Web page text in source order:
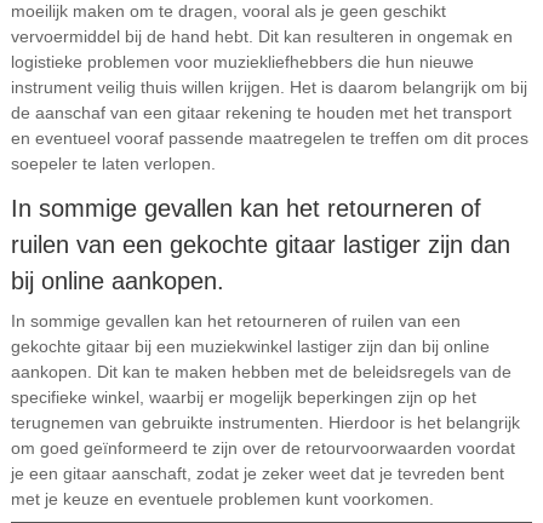
moeilijk maken om te dragen, vooral als je geen geschikt
vervoermiddel bij de hand hebt. Dit kan resulteren in ongemak en
logistieke problemen voor muziekliefhebbers die hun nieuwe
instrument veilig thuis willen krijgen. Het is daarom belangrijk om bij
de aanschaf van een gitaar rekening te houden met het transport
en eventueel vooraf passende maatregelen te treffen om dit proces
soepeler te laten verlopen.
In sommige gevallen kan het retourneren of
ruilen van een gekochte gitaar lastiger zijn dan
bij online aankopen.
In sommige gevallen kan het retourneren of ruilen van een
gekochte gitaar bij een muziekwinkel lastiger zijn dan bij online
aankopen. Dit kan te maken hebben met de beleidsregels van de
specifieke winkel, waarbij er mogelijk beperkingen zijn op het
terugnemen van gebruikte instrumenten. Hierdoor is het belangrijk
om goed geïnformeerd te zijn over de retourvoorwaarden voordat
je een gitaar aanschaft, zodat je zeker weet dat je tevreden bent
met je keuze en eventuele problemen kunt voorkomen.